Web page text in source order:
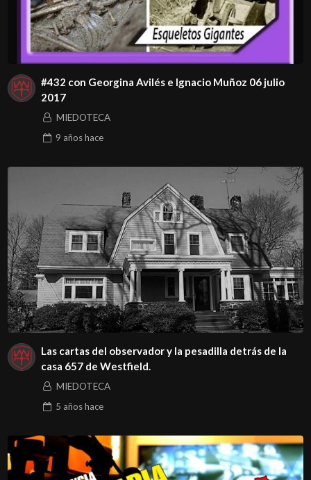
#432 con Georgina Avilés e Ignacio Muñoz 06 julio
2017
MIEDOTECA
9 añoshace
Las cartas del observador y la pesadilla detrás de la
casa 657 de Westfield.
MIEDOTECA
5 añoshace